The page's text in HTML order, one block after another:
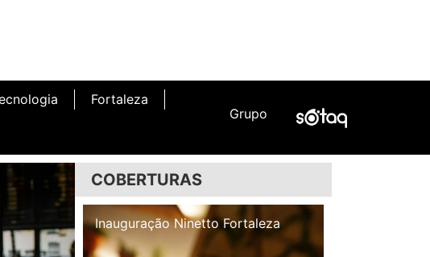
Fortaleza
Grupo
COBERTURAS
Inauguração Illa Café